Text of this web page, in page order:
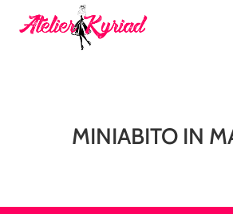
MINIABITO IN